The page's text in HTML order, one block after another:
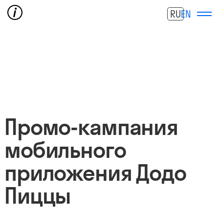
RUEN
Промо-кампания
мобильного
приложения Додо
Пиццы